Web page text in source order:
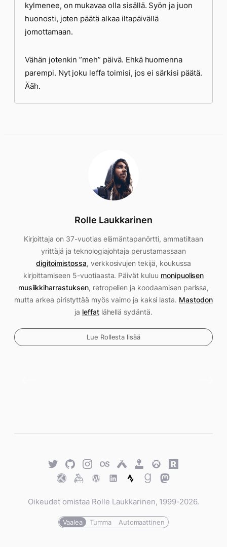
kylmenee, on mukavaa olla sisällä. Syön ja juon
huonosti, joten päätä alkaa iltapäivällä
jomottamaan.
Vähän jotenkin ”meh” päivä. Ehkä huomenna
parempi. Nyt joku leffa toimisi, jos ei särkisi päätä.
Ääh.
Rolle Laukkarinen
Kirjoittaja on 37-vuotias elämäntapanörtti, ammatiltaan
yrittäjä ja teknologiajohtaja perustamassaan
digitoimistossa, verkkosivujen tekijä, koukussa
kirjoittamiseen 5-vuotiaasta. Päivät kuluu monipuolisen
musiikkiharrastuksen, retropelien ja koodaamisen parissa,
mutta arkea piristyttää myös vaimo ja kaksi lasta. Mastodon
ja leffatlähellä sydäntä.
Lue Rollesta lisää
TwitterGitHubTwitterLast.fmUntappd
Retro
Achievements
Overwatch
Rawg.io
TraktKeybaseWordPress
WordPress
StravaGoodreads
Mastodon
Oikeudet omistaa Rolle Laukkarinen, 1999-2026.
Vaalea Tumma Automaattinen